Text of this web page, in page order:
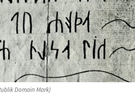
Domain Mark)